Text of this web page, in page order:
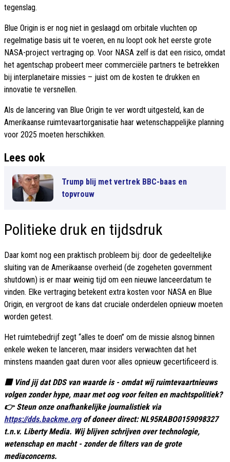
tegenslag.
Blue Origin is er nog niet in geslaagd om orbitale vluchten op
regelmatige basis uit te voeren, en nu loopt ook het eerste grote
NASA-project vertraging op. Voor NASA zelf is dat een risico, omdat
het agentschap probeert meer commerciële partners te betrekken
bij interplanetaire missies – juist om de kosten te drukken en
innovatie te versnellen.
Als de lancering van Blue Origin te ver wordt uitgesteld, kan de
Amerikaanse ruimtevaartorganisatie haar wetenschappelijke planning
voor 2025 moeten herschikken.
Lees ook
Trump blij met vertrek BBC-baas en
topvrouw
Politieke druk en tijdsdruk
Daar komt nog een praktisch probleem bij: door de gedeeltelijke
sluiting van de Amerikaanse overheid (de zogeheten government
shutdown) is er maar weinig tijd om een nieuwe lanceerdatum te
vinden. Elke vertraging betekent extra kosten voor NASA en Blue
Origin, en vergroot de kans dat cruciale onderdelen opnieuw moeten
worden getest.
Het ruimtebedrijf zegt “alles te doen” om de missie alsnog binnen
enkele weken te lanceren, maar insiders verwachten dat het
minstens maanden gaat duren voor alles opnieuw gecertificeerd is.
🟥 Vind jij dat DDS van waarde is - omdat wij ruimtevaartnieuws
volgen zonder hype, maar met oog voor feiten en machtspolitiek?
👉 Steun onze onafhankelijke journalistiek via
https://dds.backme.orgof doneer direct: NL95RABO0159098327
t.n.v. Liberty Media. Wij blijven schrijven over technologie,
wetenschap en macht - zonder de filters van de grote
mediaconcerns.